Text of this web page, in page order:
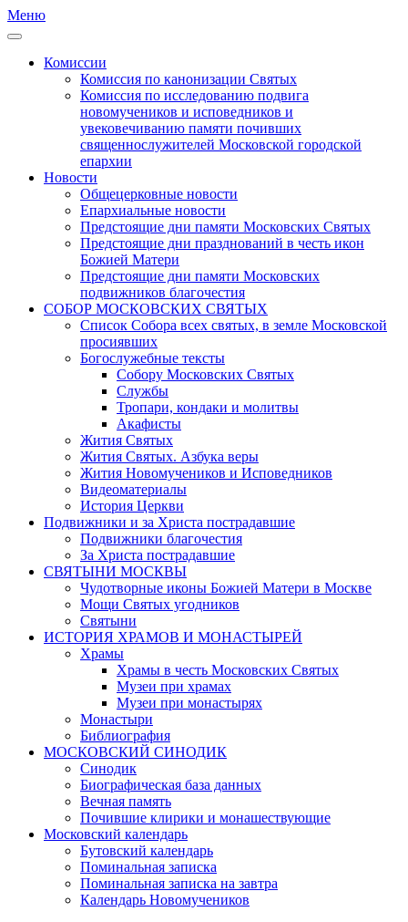
Меню
Комиссии
Комиссия по канонизации Святых
Комиссия по исследованию подвига
новомучеников и исповедников и
увековечиванию памяти почивших
священнослужителей Московской городской
епархии
Новости
Общецерковные новости
Епархиальные новости
Предстоящие дни памяти Московских Святых
Предстоящие дни празднований в честь икон
Божией Матери
Предстоящие дни памяти Московских
подвижников благочестия
СОБОР МОСКОВСКИХ СВЯТЫХ
Список Собора всех святых, в земле Московской
просиявших
Богослужебные тексты
Собору Московских Святых
Службы
Тропари, кондаки и молитвы
Акафисты
Жития Святых
Жития Святых. Азбука веры
Жития Новомучеников и Исповедников
Видеоматериалы
История Церкви
Подвижники и за Христа пострадавшие
Подвижники благочестия
За Христа пострадавшие
СВЯТЫНИ МОСКВЫ
Чудотворные иконы Божией Матери в Москве
Мощи Святых угодников
Святыни
ИСТОРИЯ ХРАМОВ И МОНАСТЫРЕЙ
Храмы
Храмы в честь Московских Святых
Музеи при храмах
Музеи при монастырях
Монастыри
Библиография
МОСКОВСКИЙ СИНОДИК
Синодик
Биографическая база данных
Вечная память
Почившие клирики и монашествующие
Московский календарь
Бутовский календарь
Поминальная записка
Поминальная записка на завтра
Календарь Новомучеников